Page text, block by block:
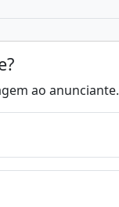
ao anunciante.